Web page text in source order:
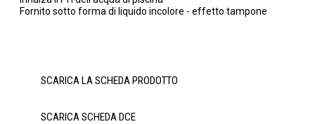
Fornito sotto forma di liquido incolore - effetto tampone
SCARICA LA SCHEDA PRODOTTO
SCARICA SCHEDA DCE